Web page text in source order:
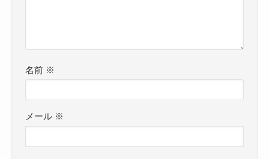
名前 ※
メール ※